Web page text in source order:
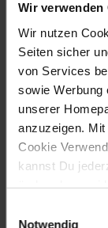
Wir verwenden
Wir nutzen
Seiten sicher
von Services
sowie Werbung
unserer
anzuzeigen.
Cookie
kannst Du
ändern bzw.
Notwendig
Eu
Eu
Eu
Eu
Eu
Eu
Eu